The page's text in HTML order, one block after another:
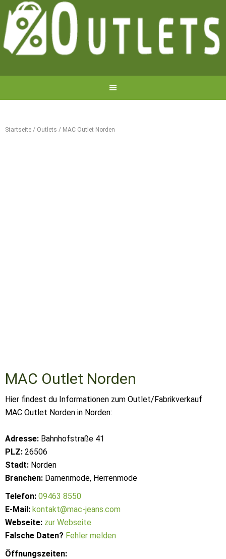
Startseite / Outlets / MAC Outlet Norden
MAC Outlet Norden
Hier findest du Informationen zum Outlet/Fabrikverkauf
MAC Outlet Norden in Norden:
Adresse: Bahnhofstraße 41
PLZ: 26506
Stadt: Norden
Branchen: Damenmode, Herrenmode
Telefon: 09463 8550
E-Mail: kontakt@mac-jeans.com
Webseite: zur Webseite
Falsche Daten? Fehler melden
Öffnungszeiten: